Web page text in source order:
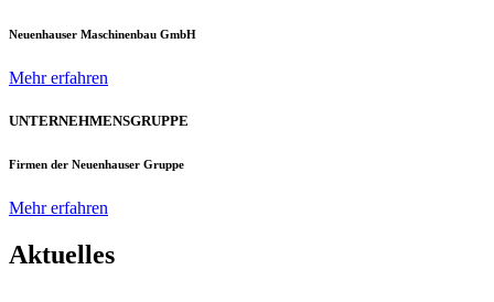
Neuenhauser Maschinenbau GmbH
Mehr erfahren
UNTERNEHMENSGRUPPE
Firmen der Neuenhauser Gruppe
Mehr erfahren
Aktuelles